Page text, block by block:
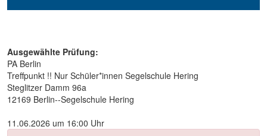
Ausgewählte Prüfung:
PA Berlin
Treffpunkt !! Nur Schüler*innen Segelschule Hering
Steglitzer Damm 96a
12169 Berlin--Segelschule Hering
11.06.2026 um 16:00 Uhr